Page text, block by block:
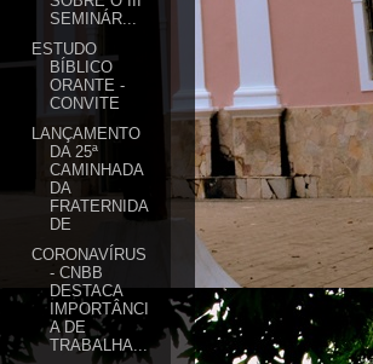
SEMINÁR...
ESTUDO
BÍBLICO
ORANTE -
CONVITE
LANÇAMENTO
DA 25ª
CAMINHADA
DA
FRATERNIDA
DE
CORONAVÍRUS
- CNBB
DESTACA
IMPORTÂNCI
A DE
TRABALHA...